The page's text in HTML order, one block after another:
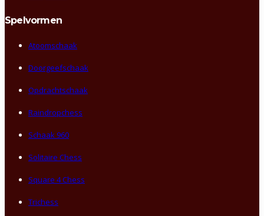
Spelvormen
Atoomschaak
Doorgeefschaak
Opdrachtschaak
Raindropchess
Schaak 960
Solitaire Chess
Square 4 Chess
Trichess